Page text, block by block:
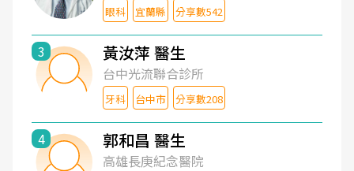
眼科 宜蘭縣 分享數542
3 黃汝萍 醫生
台中光流聯合診所
牙科 台中市 分享數208
4 郭和昌 醫生
高雄長庚紀念醫院